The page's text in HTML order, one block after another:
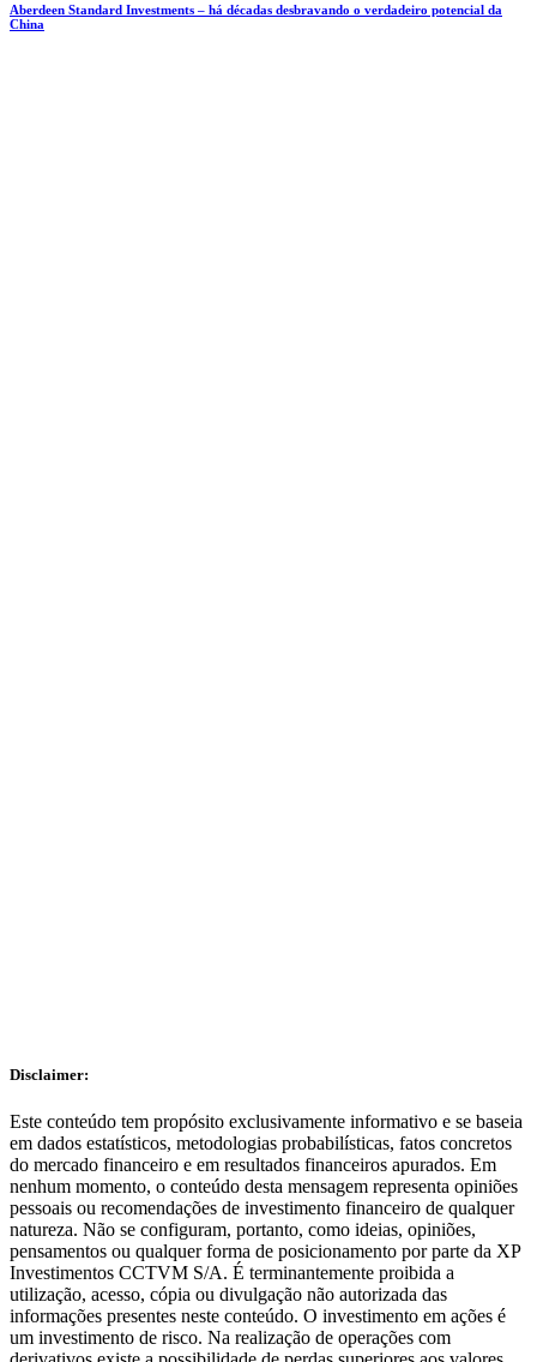
Aberdeen Standard Investments – há décadas desbravando o verdadeiro potencial da
China
Disclaimer:
Este conteúdo tem propósito exclusivamente informativo e se baseia
em dados estatísticos, metodologias probabilísticas, fatos concretos
do mercado financeiro e em resultados financeiros apurados. Em
nenhum momento, o conteúdo desta mensagem representa opiniões
pessoais ou recomendações de investimento financeiro de qualquer
natureza. Não se configuram, portanto, como ideias, opiniões,
pensamentos ou qualquer forma de posicionamento por parte da XP
Investimentos CCTVM S/A. É terminantemente proibida a
utilização, acesso, cópia ou divulgação não autorizada das
informações presentes neste conteúdo. O investimento em ações é
um investimento de risco. Na realização de operações com